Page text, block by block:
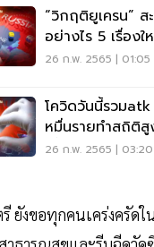
“วิกฤติยูเครน” ส
อย่างไร 5 เรื่อง
ติน”สั่งลุย
26 ก.พ. 2565 | 01:05
โควิดวันนี้รวม
หมื่นรายทำสถิติ
ครั้ง
26 ก.พ. 2565 |
ยังขอทุกคนเคร่งครัด